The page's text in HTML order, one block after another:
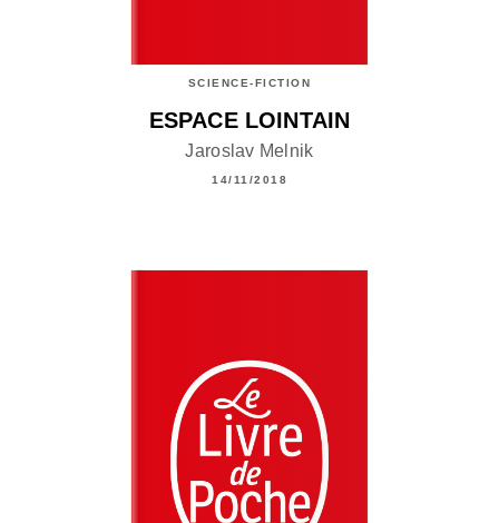
SCIENCE-FICTION
ESPACE LOINTAIN
Jaroslav Melnik
14/11/2018